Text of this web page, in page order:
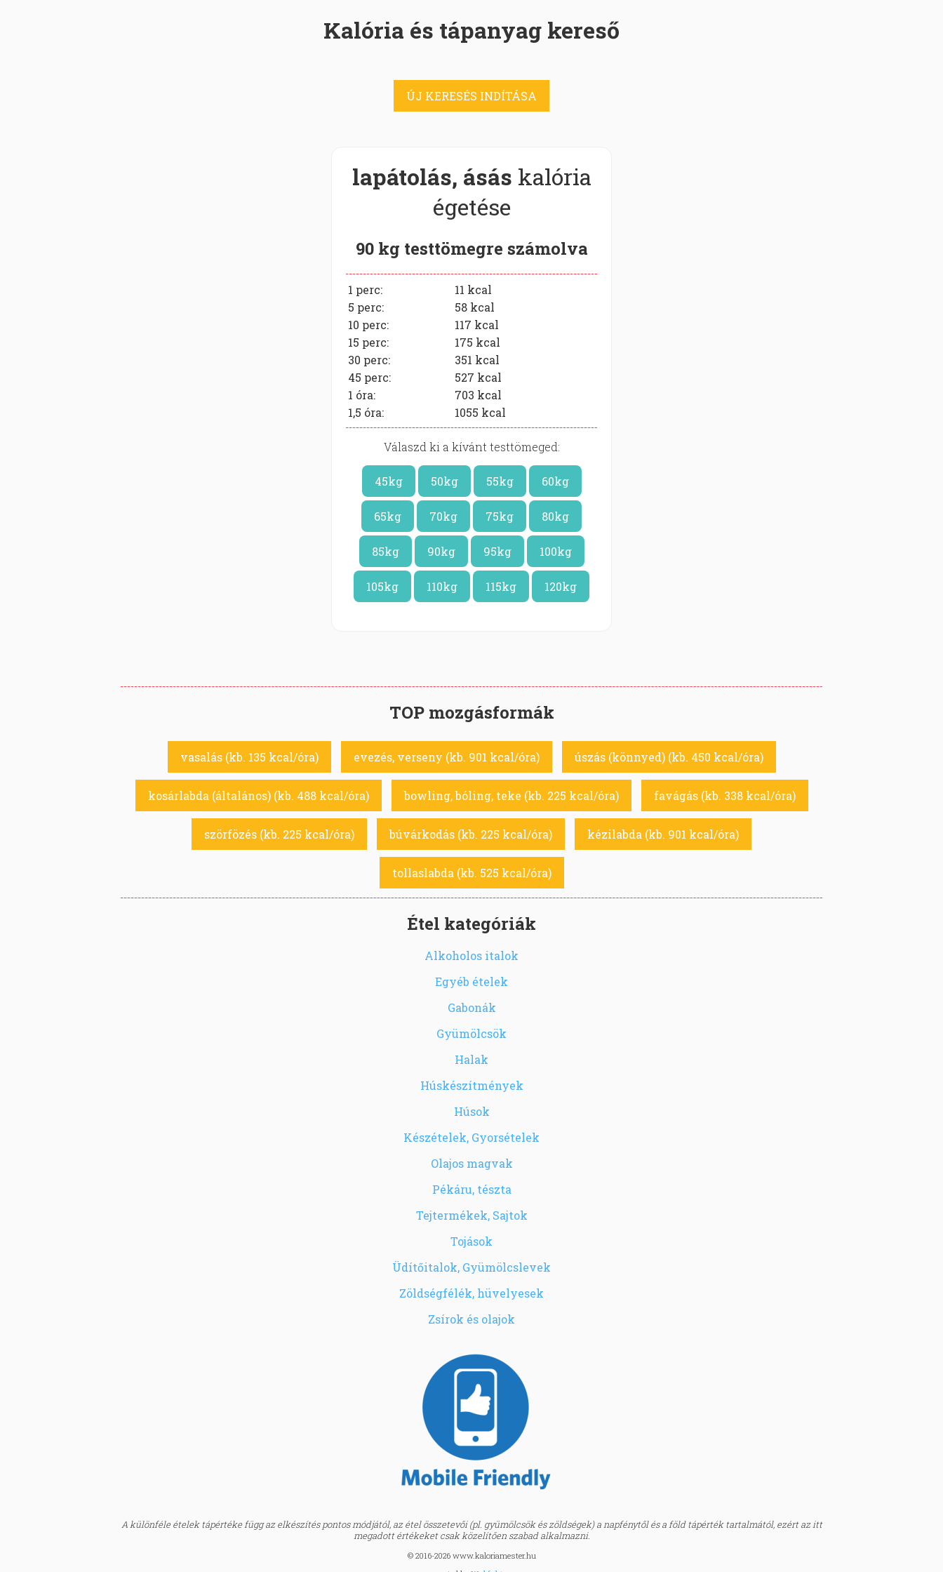
Kalória és tápanyag kereső
ÚJ KERESÉS INDÍTÁSA
lapátolás, ásás kalória
égetése
90 kg testtömegre számolva
1 perc: 11 kcal
5 perc:
58 kcal
10 perc:
117 kcal
15 perc:
175 kcal
30 perc:
351 kcal
45 perc:
527 kcal
1 óra:
703 kcal
1,5 óra:
1055 kcal
Válaszd ki a kívánt testtömeged:
45kg 50kg 55kg 60kg
65kg 70kg 75kg 80kg
85kg 90kg 95kg 100kg
105kg 110kg 115kg 120kg
TOP mozgásformák
vasalás (kb. 135 kcal/óra) evezés, verseny (kb. 901 kcal/óra) úszás (könnyed) (kb. 450 kcal/óra)
kosárlabda (általános) (kb. 488 kcal/óra) bowling, bóling, teke (kb. 225 kcal/óra) favágás (kb. 338 kcal/óra)
szörfözés (kb. 225 kcal/óra) búvárkodás (kb. 225 kcal/óra) kézilabda (kb. 901 kcal/óra)
tollaslabda (kb. 525 kcal/óra)
Étel kategóriák
Alkoholos italok
Egyéb ételek
Gabonák
Gyümölcsök
Halak
Húskészítmények
Húsok
Készételek, Gyorsételek
Olajos magvak
Pékáru, tészta
Tejtermékek, Sajtok
Tojások
Üdítőitalok, Gyümölcslevek
Zöldségfélék, hüvelyesek
Zsírok és olajok
A különféle ételek tápértéke függ az elkészítés pontos módjától, az étel összetevői (pl. gyümölcsök és zöldségek) a napfénytől és a föld tápérték tartalmától, ezért az itt
megadott értékeket csak közelítően szabad alkalmazni.
© 2016-2026 www.kaloriamester.hu